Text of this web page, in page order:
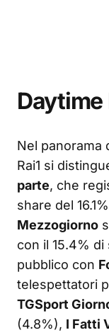
Nel panorama
Rai1 si
parte, che
share del
Mezzogiorno
con il 15.4%
pubblico con
telespettatori
TGSport
(4.8%), I Fatti